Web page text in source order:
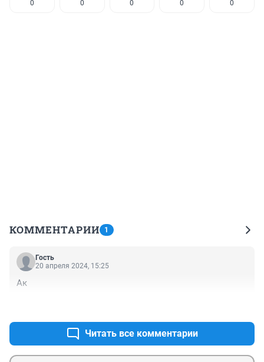
0 0 0 0 0
КОММЕНТАРИИ 1
Гость
20 апреля 2024, 15:25
Ак
Читать все комментарии